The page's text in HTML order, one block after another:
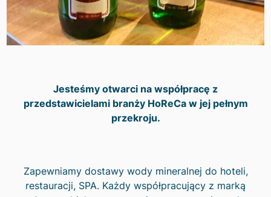
Jesteśmy otwarci na współpracę z
przedstawicielami branży HoReCa w jej pełnym
przekroju.
Zapewniamy dostawy wody mineralnej do hoteli,
restauracji, SPA. Każdy współpracujący z marką